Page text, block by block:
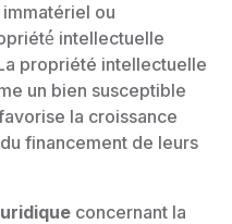
immatériel ou
intellectuelle
propriété intellectuelle
un bien susceptible
la croissance
financement de leurs
concernant la